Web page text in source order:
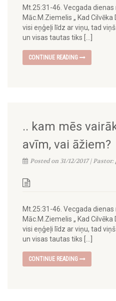
Mt.25:31-46. Vecgada dienas
Māc.M.Ziemelis „ Kad
visi eņģeļi līdz ar viņu, tad
un visas tautas tiks […]
CONTINUE READING
.. kam mēs
avīm, vai āžiem?
Posted on 31/12/2017 | Pastor:
Mt.25:31-46. Vecgada dienas
Māc.M.Ziemelis „ Kad
visi eņģeļi līdz ar viņu, tad
un visas tautas tiks […]
CONTINUE READING